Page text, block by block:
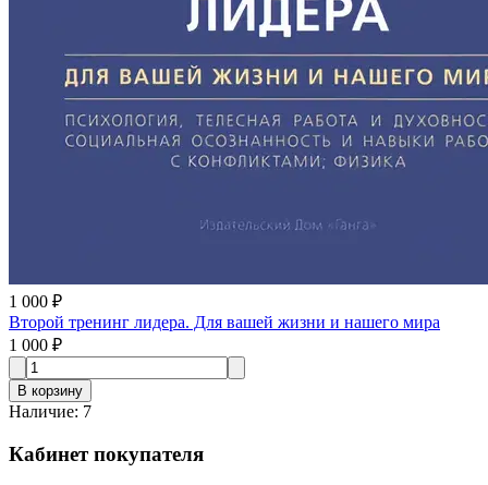
1 000 ₽
Второй тренинг лидера. Для вашей жизни и нашего мира
1 000 ₽
В корзину
Наличие: 7
Кабинет покупателя